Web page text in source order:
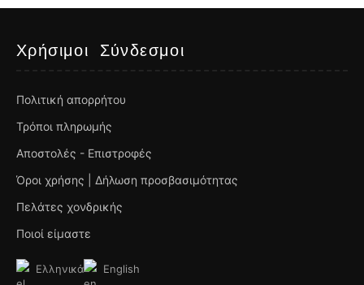
Χρήσιμοι Σύνδεσμοι
Πολιτική απορρήτου
Τρόποι πληρωμής
Αποστολές - Επιστροφές
Όροι χρήσης | Δήλωση προσβασιμότητας
Πελάτες χονδρικής
Ποιοί είμαστε
Ελληνικά English